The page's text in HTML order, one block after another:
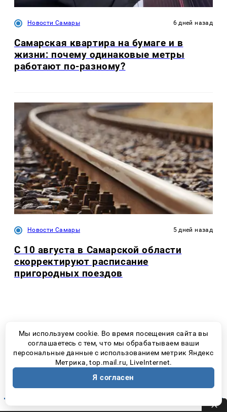
Новости Самары 6 дней назад
Самарская квартира на бумаге и в
жизни: почему одинаковые метры
работают по-разному?
Новости Самары 5 дней назад
С 10 августа в Самарской области
скорректируют расписание
пригородных поездов
автоюрист консультация
Профессиональная услуга ремонт холодильника хайеррядом с
вами
окна для бани деревянные цена
самые дешевые гостиницы в москве
Мы используем cookie. Во время посещения сайта вы
соглашаетесь с тем, что мы обрабатываем ваши
персональные данные с использованием метрик Яндекс
Метрика, top.mail.ru, LiveInternet.
Я согласен